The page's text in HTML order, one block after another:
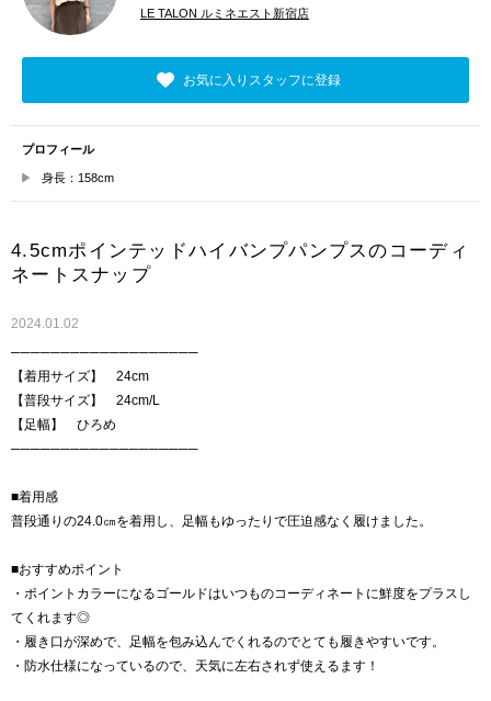
LE TALON ルミネエスト新宿店
お気に入りスタッフに登録
プロフィール
身長：158cm
4.5cmポインテッドハイバンプパンプスのコーディ
ネートスナップ
2024.01.02
───────────────────
【着用サイズ】 24cm
【普段サイズ】 24cm/L
【足幅】 ひろめ
───────────────────
■着用感
普段通りの24.0㎝を着用し、足幅もゆったりで圧迫感なく履けました。
■おすすめポイント
・ポイントカラーになるゴールドはいつものコーディネートに鮮度をプラスし
てくれます◎
・履き口が深めで、足幅を包み込んでくれるのでとても履きやすいです。
・防水仕様になっているので、天気に左右されず使えるます！